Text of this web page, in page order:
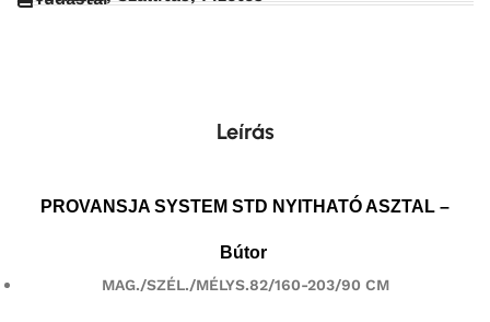
Leírás
PROVANSJA SYSTEM STD NYITHATÓ ASZTAL –
Bútor
MAG./SZÉL./MÉLYS.82/160-203/90 CM